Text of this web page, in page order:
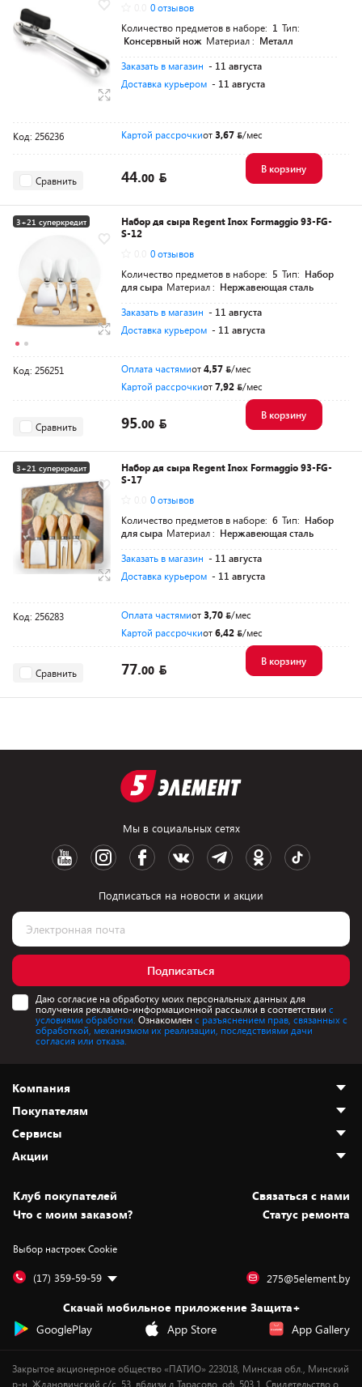
0 отзывов
Количество предметов в наборе: 1 Тип:
Консервный нож Материал : Металл
Заказать в магазин - 11 августа
Доставка курьером - 11 августа
Код: 256236 Картой рассрочкиот3,67 /мес
Сравнить 44.00
В корзину
3+21 суперкредит
Набор дя сыра Regent Inox Formaggio 93-FG-
S-12
0 отзывов
Количество предметов в наборе: 5 Тип: Набор
для сыра Материал : Нержавеющая сталь
Заказать в магазин - 11 августа
Доставка курьером - 11 августа
Код: 256251 Оплата частямиот4,57
/мес
Картой рассрочкиот7,92 /мес
Сравнить 95.00
В корзину
3+21 суперкредит
Набор дя сыра Regent Inox Formaggio 93-FG-
S-17
0 отзывов
Количество предметов в наборе: 6 Тип: Набор
для сыра Материал : Нержавеющая сталь
Заказать в магазин - 11 августа
Доставка курьером - 11 августа
Код: 256283 Оплата частямиот3,70
/мес
Картой рассрочкиот6,42 /мес
Сравнить 77.00
В корзину
Мы в социальных сетях
Подписаться на новости и акции
Подписаться
Даю согласие на обработку моих персональных данных для
получения рекламно-информационной рассылки в соответствии с
условиями обработки. Ознакомлен с разъяснением прав, связанных с
обработкой, механизмом их реализации, последствиями дачи
согласия или отказа.
Компания
О нас
Адреса магазинов
Новости
Статьи и обзоры
Вакансии
Дай пять добру!
Покупателям
Как сделать заказ
Оплата и доставка
Безналичный расчёт
Обмен и возврат товара
Обработка персональных данных
Подарочные карты
Сервисы
Установка техники
Для игровых консолей
Для мобильных устройств
Для компьютеров
Сервисные центры
Акции
Скидки и промокоды
Белорусские товары
Бонусы
Оплата частями
Новинки
Клуб покупателей
Cвязаться с нами
Что с моим заказом?
Статус ремонта
Выбор настроек Cookie
(17) 359-59-59 275@5element.by
Скачай мобильное приложение Защита+
GooglePlay
App Store App Gallery
Закрытое акционерное общество «ПАТИО» 223018, Минская обл., Минский
р-н, Ждановичский с/с, 53, вблизи д.Тарасово, оф. 503.1. Свидетельство о